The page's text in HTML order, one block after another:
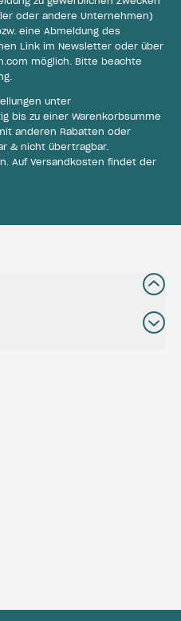
oder andere Unternehmen)
eine Abmeldung des
Link im Newsletter oder über
möglich. Bitte beachte
.
unter
bis zu einer Warenkorbsumme
anderen Rabatten oder
& nicht übertragbar.
Auf Versandkosten findet der